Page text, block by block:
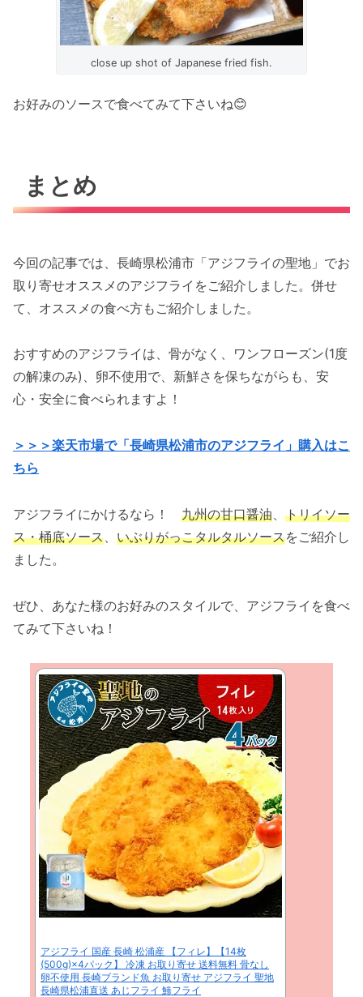
close up shot of Japanese fried fish.
お好みのソースで食べてみて下さいね😊
まとめ
今回の記事では、長崎県松浦市「アジフライの聖地」でお
取り寄せオススメのアジフライをご紹介しました。併せ
て、オススメの食べ方もご紹介しました。
おすすめのアジフライは、骨がなく、ワンフローズン(1度
の解凍のみ)、卵不使用で、新鮮さを保ちながらも、安
心・安全に食べられますよ！
＞＞＞楽天市場で「長崎県松浦市のアジフライ」購入はこ
ちら
アジフライにかけるなら！ 九州の甘口醤油
トリイソー
ス・桶底ソース
いぶりがっこタルタルソースをご紹介し
ました。
ぜひ、あなた様のお好みのスタイルで、アジフライを食べ
てみて下さいね！
アジフライ 国産 長崎 松浦産 【フィレ】【14枚
(500g)×4パック】 冷凍 お取り寄せ 送料無料 骨なし
卵不使用 長崎ブランド魚 お取り寄せ アジフライ 聖地
長崎県松浦直送 あじフライ 鯵フライ